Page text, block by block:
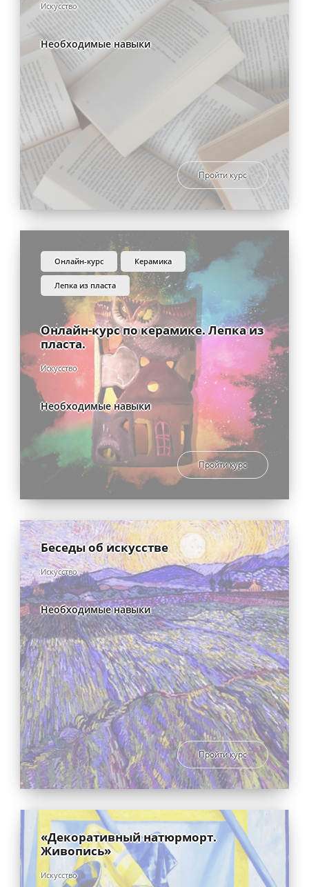
Искусство
Необходимые навыки
Пройти курс
онлайн-курс керамика
лепка из пласта
Онлайн-курс по керамике. Лепка из
пласта.
Искусство
Необходимые навыки
Пройти курс
Беседы об искусстве
Искусство
Необходимые навыки
Пройти курс
«Декоративный натюрморт.
Живопись»
Искусство